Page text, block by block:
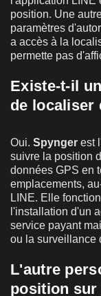
position. Une
paramètres
a accès à la
permette pas
Existe-t-il
de localiser
Oui. Spynger est
suivre la position
données GPS en
emplacements,
LINE. Elle
l'installation d'un
service payant
ou la surveillance
L'autre
position sur